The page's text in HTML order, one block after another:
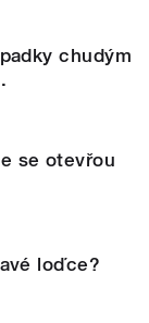
chudým
se otevřou
loďce?